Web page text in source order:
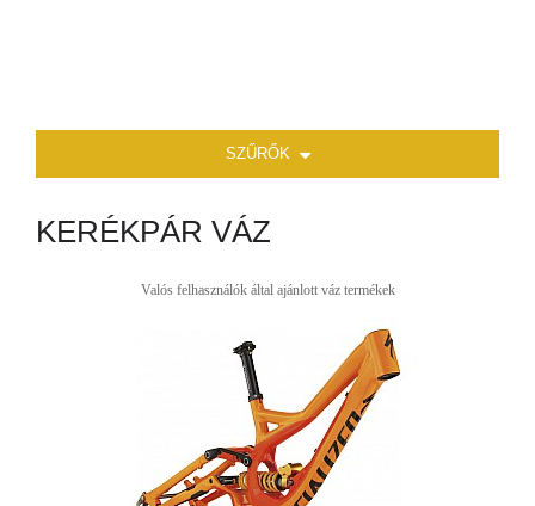
SZŰRŐK
KERÉKPÁR VÁZ
Valós felhasználók által ajánlott váz termékek